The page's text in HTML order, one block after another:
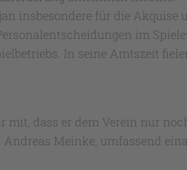
insbesondere für die Akquise
im
In seine Amtszeit
dass er dem Verein nur
Meinke, umfassend